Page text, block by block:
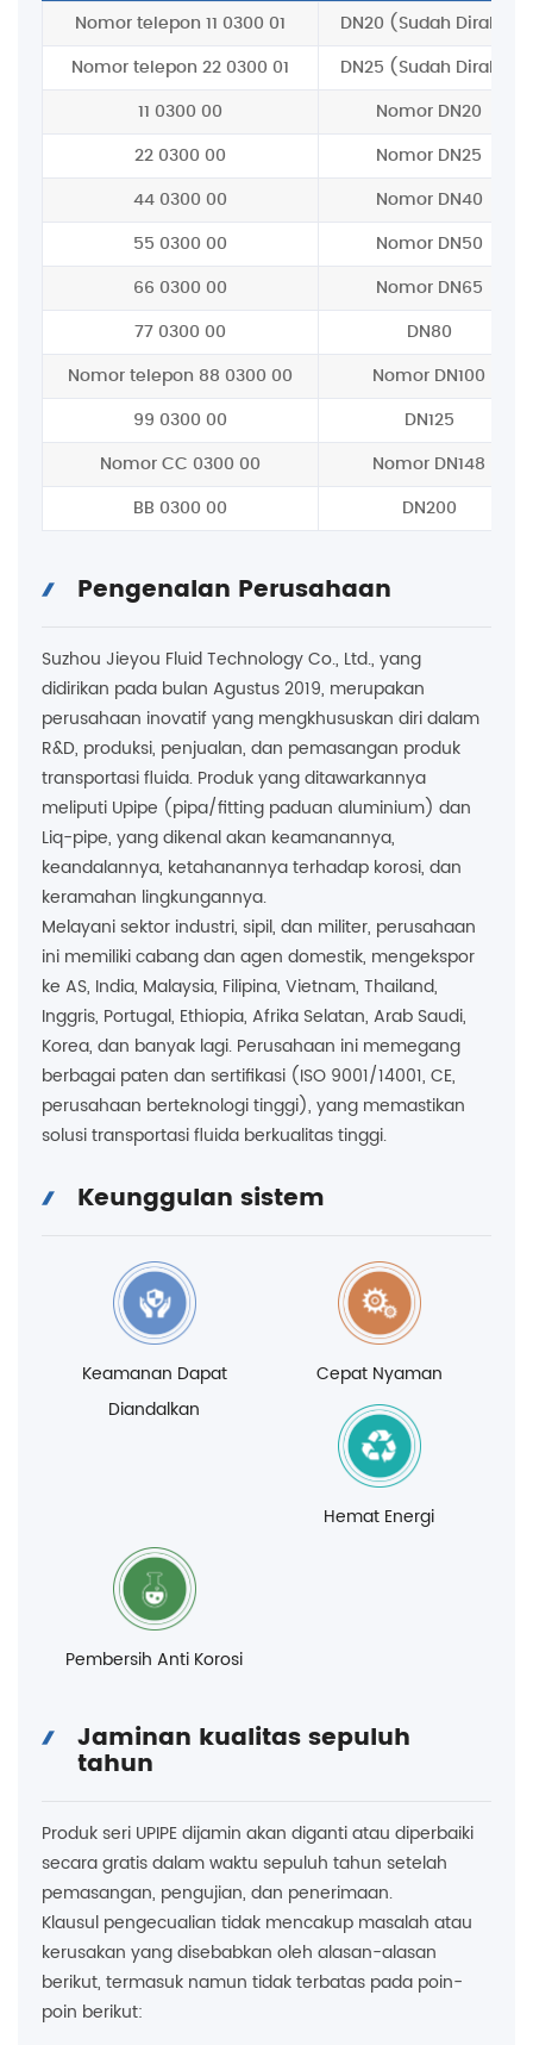
Nomor telepon 11 0300 01 DN20 (Sudah Dirakit)
Nomor telepon 22 0300 01 DN25 (Sudah Dirakit)
11 0300 00 Nomor DN20
22 0300 00 Nomor DN25
44 0300 00 Nomor DN40
55 0300 00 Nomor DN50
66 0300 00 Nomor DN65
77 0300 00 DN80
Nomor telepon 88 0300 00 Nomor DN100
99 0300 00 DN125
Nomor CC 0300 00 Nomor DN148
BB 0300 00 DN200
Pengenalan Perusahaan
Suzhou Jieyou Fluid Technology Co., Ltd., yang
didirikan pada bulan Agustus 2019, merupakan
perusahaan inovatif yang mengkhususkan diri dalam
R&D, produksi, penjualan, dan pemasangan produk
transportasi fluida. Produk yang ditawarkannya
meliputi Upipe (pipa/fitting paduan aluminium) dan
Liq-pipe, yang dikenal akan keamanannya,
keandalannya, ketahanannya terhadap korosi, dan
keramahan lingkungannya.
Melayani sektor industri, sipil, dan militer, perusahaan
ini memiliki cabang dan agen domestik, mengekspor
ke AS, India, Malaysia, Filipina, Vietnam, Thailand,
Inggris, Portugal, Ethiopia, Afrika Selatan, Arab Saudi,
Korea, dan banyak lagi. Perusahaan ini memegang
berbagai paten dan sertifikasi (ISO 9001/14001, CE,
perusahaan berteknologi tinggi), yang memastikan
solusi transportasi fluida berkualitas tinggi.
Keunggulan sistem
Keamanan Dapat
Diandalkan
Cepat Nyaman
Hemat Energi
Pembersih Anti Korosi
Jaminan kualitas sepuluh
tahun
Produk seri UPIPE dijamin akan diganti atau diperbaiki
secara gratis dalam waktu sepuluh tahun setelah
pemasangan, pengujian, dan penerimaan.
Klausul pengecualian tidak mencakup masalah atau
kerusakan yang disebabkan oleh alasan-alasan
berikut, termasuk namun tidak terbatas pada poin-
poin berikut: